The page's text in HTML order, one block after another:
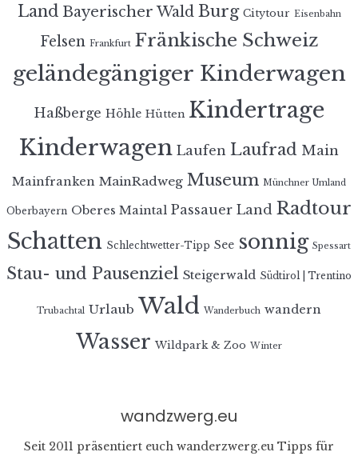
Land Bayerischer Wald Burg Citytour Eisenbahn
Felsen Frankfurt Fränkische Schweiz
geländegängiger Kinderwagen
Haßberge Höhle Hütten Kindertrage
Kinderwagen Laufen Laufrad Main
Mainfranken MainRadweg Museum Münchner Umland
Oberbayern Oberes Maintal Passauer Land Radtour
Schatten Schlechtwetter-Tipp See sonnig Spessart
Stau- und Pausenziel Steigerwald Südtirol | Trentino
Trubachtal Urlaub Wald Wanderbuch wandern
Wasser Wildpark & Zoo Winter
wandzwerg.eu
Seit 2011 präsentiert euch wanderzwerg.eu Tipps für